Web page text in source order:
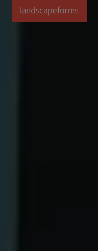
Saltar al contenido principal